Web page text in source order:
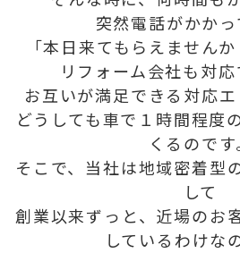
突然電話がかかっ
「本日来てもらえません
リフォーム会社も対応
お互いが満足できる対応エ
どうしても車で１時間程度
くるのです
そこで、当社は地域密着型
して
創業以来ずっと、近場のお
しているわけな